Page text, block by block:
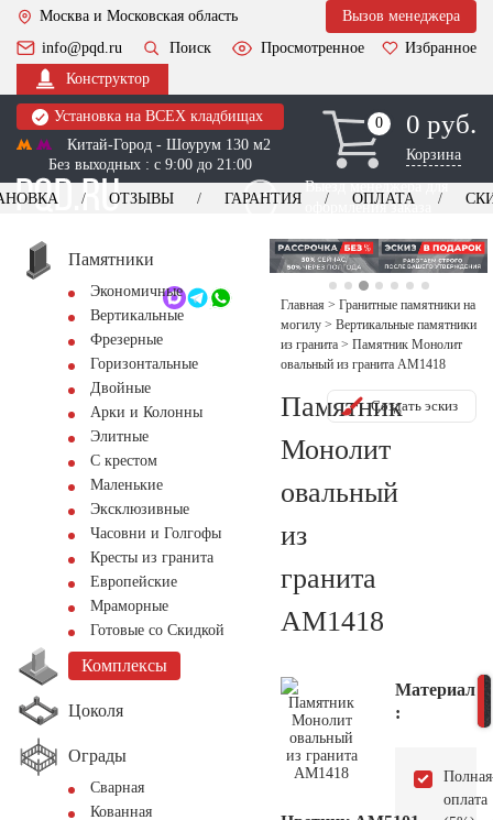
Москва и Московская область
Вызов менеджера
info@pqd.ru
Поиск Просмотренное
Избранное
Конструктор
Установка на ВСЕХ кладбищах
Китай-Город - Шоурум 130 м2
Без выходных : с 9:00 до 21:00
0
0 0 руб.
Корзина
Выезд менеджера для
оформления заказа
+7 (495) 518-44-23
Обратный звонок
ОТЗЫВЫ ГАРАНТИЯ ОПЛАТА
Памятники
Экономичные
Вертикальные
Фрезерные
Горизонтальные
Двойные
Арки и Колонны
Элитные
С крестом
Маленькие
Эксклюзивные
Часовни и Голгофы
Кресты из гранита
Европейские
Мраморные
Готовые со Скидкой
Комплексы
Цоколя
Ограды
Сварная
Кованная
Главная > Гранитные памятники на
могилу > Вертикальные памятники
из гранита > Памятник Монолит
овальный из гранита AM1418
Памятник
Монолит
овальный
из
гранита
AM1418
Создать эскиз
Материал
:
Полная
оплата